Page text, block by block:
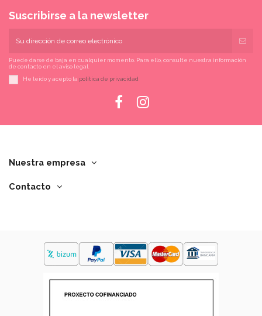
Suscribirse a la newsletter
Puede darse de baja en cualquier momento. Para ello, consulte nuestra información
de contacto en el aviso legal.
He leído y acepto la política de privacidad
Nuestra empresa
Contacto